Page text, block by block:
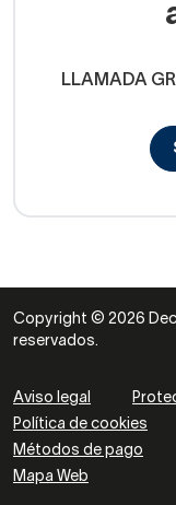
LLAMADA
Copyright © 2026
reservados.
Aviso legal
Política de cookies
Métodos de pago
Mapa Web